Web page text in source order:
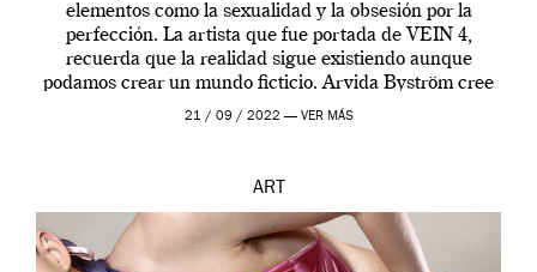
elementos como la sexualidad y la obsesión por la
perfección. La artista que fue portada de VEIN 4,
recuerda que la realidad sigue existiendo aunque
podamos crear un mundo ficticio. Arvida Byström cree
que los humanos tienen un complejo […]
21 / 09 / 2022 — VER MÁS
ART